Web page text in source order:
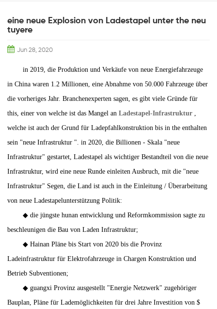
eine neue Explosion von Ladestapel unter the neu
tuyere
Jun 28, 2020
in 2019, die Produktion und Verkäufe von neue Energiefahrzeuge
in China waren 1.2 Millionen, eine Abnahme von 50.000 Fahrzeuge über
die vorheriges Jahr. Branchenexperten sagen, es gibt viele Gründe für
this, einer von welche ist das Mangel an Ladestapel-Infrastruktur ,
welche ist auch der Grund für Ladepfahlkonstruktion bis in the enthalten
sein "neue Infrastruktur ". in 2020, die Billionen - Skala "neue
Infrastruktur" gestartet, Ladestapel als wichtiger Bestandteil von die neue
Infrastruktur, wird eine neue Runde einleiten Ausbruch, mit die "neue
Infrastruktur" Segen, die Land ist auch in the Einleitung / Überarbeitung
von neue Ladestapelunterstützung Politik:
◆ die jüngste hunan entwicklung und Reformkommission sagte zu
beschleunigen die Bau von Laden Infrastruktur;
◆ Hainan Pläne bis Start von 2020 bis die Provinz
Ladeinfrastruktur für Elektrofahrzeuge in Chargen Konstruktion und
Betrieb Subventionen;
◆ guangxi Provinz ausgestellt "Energie Netzwerk" zugehöriger
Bauplan, Pläne für Lademöglichkeiten für drei Jahre Investition von $